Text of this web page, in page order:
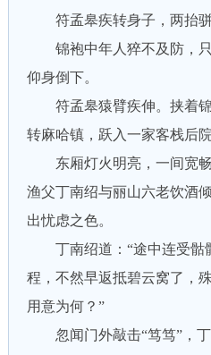
符孟皋疾转身子，两抬骈
锦袍中年人猝不及防，只
仰身倒下。
符孟皋猿臂疾伸。挟着锦
转麻哈镇，跃入一家客栈后院
东厢灯火明亮，一间宽畅
渔父丁南绍与丽山六老饮酒
出忧虑之色。
丁南绍道：“途中连受骷
程，不然早返抵碧云窝了，
用意为何？”
忽闻门外敲击“笃笃”，丁